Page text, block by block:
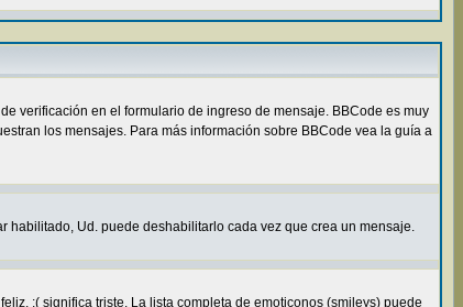
verificación en el formulario de ingreso de mensaje. BBCode es muy
los mensajes. Para más información sobre BBCode vea la guía a
habilitado, Ud. puede deshabilitarlo cada vez que crea un mensaje.
:( significa triste. La lista completa de emoticonos (smileys) puede